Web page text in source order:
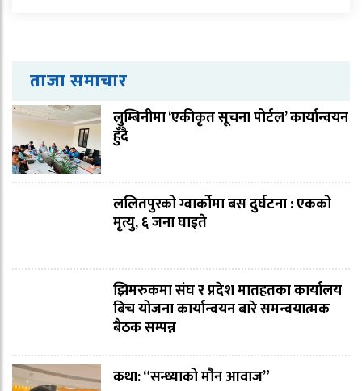
ताजा समाचार
लुम्बिनीमा ‘एकीकृत सूचना पोर्टल’ कार्यान्वयन
हुँदै
ललितपुरको ग्वार्कोमा बस दुर्घटना : एकको
मृत्यु, ६ जना घाइते
झिमरुकमा संघ र प्रदेश मातहतका कार्यालय
बिच योजना कार्यान्वयन बारे समन्वयात्मक
बैठक सम्पन्न
कथा: “सन्ध्याको मौन आवाज”